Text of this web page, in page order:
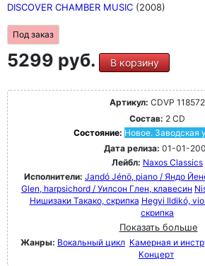
DISCOVER CHAMBER MUSIC (2008)
Под заказ
5299 руб. В корзину
Артикул: CDVP 118572
Состав: 2 CD
Состояние: Новое. Заводская
Дата релиза: 01-01-
Лейбл: Naxos Classics
Исполнители: Jandó Jénö, piano / Яндо
Glen, harpsichord / Уилсон Глен, клавесин
Нишизаки Такако, скрипка Hegyi Ildikó,
скрипка
Показать больше
Жанры: Вокальный цикл Камерная и
Концерт